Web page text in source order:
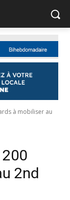
à mobiliser au
2nd